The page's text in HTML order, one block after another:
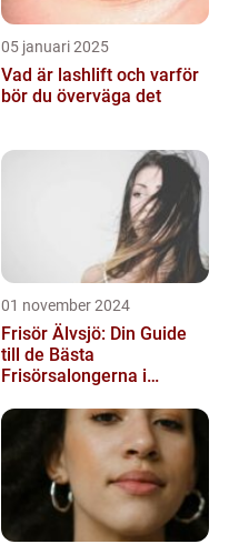
05 januari 2025
Vad är lashlift och varför
bör du överväga det
01 november 2024
Frisör Älvsjö: Din Guide
till de Bästa
Frisörsalongerna i